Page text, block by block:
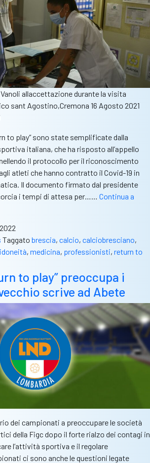
allaccettazione durante la visita
sant Agostino,Cremona 16 Agosto 2021
to play” sono state semplificate dalla
italiana, che ha risposto all’appello
il protocollo per il riconoscimento
atleti che hanno contratto il Covid-19 in
Il documento firmato dal presidente
i tempi di attesa per…… Continua a
Taggato brescia, calcio, calciobresciano,
idoneità, medicina, professionisti, return to
to play” preoccupa i
scrive ad Abete
dei campionati a preoccupare le società
della Figc dopo il forte rialzo dei contagi in
l’attività sportiva e il regolare
ci sono anche le questioni legate